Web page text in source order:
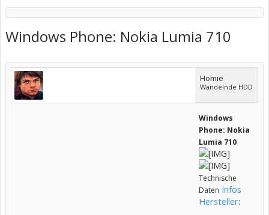
Windows Phone: Nokia Lumia 710
Homie
Wandelnde HDD
Windows
Phone: Nokia
Lumia 710
Technische
Daten Infos
Hersteller: